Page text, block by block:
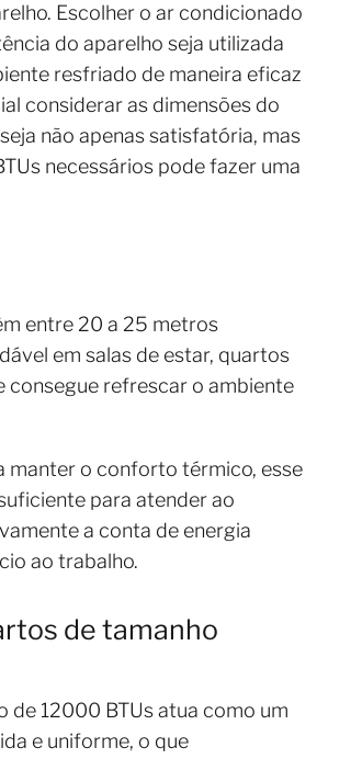
Escolher o ar condicionado
do aparelho seja utilizada
resfriado de maneira eficaz
considerar as dimensões do
não apenas satisfatória, mas
necessários pode fazer uma
entre 20 a 25 metros
em salas de estar, quartos
consegue refrescar o ambiente
manter o conforto térmico, esse
para atender ao
a conta de energia
ao trabalho.
de tamanho
de 12000 BTUs atua como um
e uniforme, o que